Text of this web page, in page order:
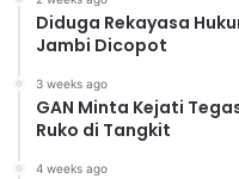
Diduga Rekayasa
Jambi Dicopot
3 weeks ago
GAN Minta Kejati
Ruko di Tangkit
4 weeks ago